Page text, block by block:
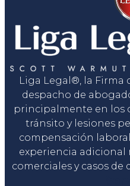
Liga Legal®, la Firma
despacho de
principalmente en los
tránsito y lesiones
compensación
experiencia
comerciales y casos